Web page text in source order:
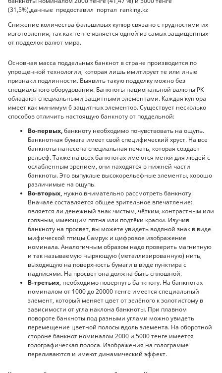
(31,5%),данные предоставил портал ranking.kz
Снижение количества фальшивых купюр связано с трудностями их
изготовления, так как тенге является одной из самых защищённых
от подделок валют мира.
Основная масса поддельных банкнот в стране производится по
упрощённой технологии, которая лишь имитирует те или иные
признаки подлинности. Выявить такую подделку можно без
специального оборудования. Банкноты национальной валюты РК
обладают специальными защитными элементами. Каждая купюра
имеет как минимум 6 защитных элементов. Существует несколько
способов отличить настоящую банкноту от поддельной:
Во-первых,банкноту необходимо почувствовать на ощупь.
Банкнотная бумага имеет свой специфический хруст. На все
банкноты нанесена специальная печать, которая создает
рельеф. Также на всех банкнотах имеются метки для людей с
ослабленным зрением, они находятся в нижней части
банкноты. Это выпуклые высокорельефные элементы, хорошо
различимые на ощупь.
Во-вторых, нужно внимательно рассмотреть банкноту.
Вначале составляется общее зрительное впечатление:
является ли денежный знак чистым, чётким, контрастным или
грязным, имеющим пятна или подтёки краски. Изучив
банкноту на просвет, вы можете увидеть водяной знак в виде
мифической птицы Самрук и цифровое изображение
номинала. Аналогичным образом надо проверить магнитную
и так называемую ныряющую (металлизированную) нить,
выходящую на поверхность бумаги в виде пунктира с
надписями. На просвет она должна быть сплошной.
В-третьих, необходимо повернуть банкноту. На банкнотах
номиналом от 1000 до 20000 тенге имеется специальный
элемент, который меняет цвет от зелёного к золотистому в
зависимости от угла наклона банкноты. При плавном
повороте банкноты под разными углами можно увидеть
перемещение цветной полосы вдоль элемента. На оборотной
стороне банкнот номиналом 2000 и 5000 тенге имеется
голографическая полоса. Изображения на голограмме
переливаются и имеют динамический эффект.